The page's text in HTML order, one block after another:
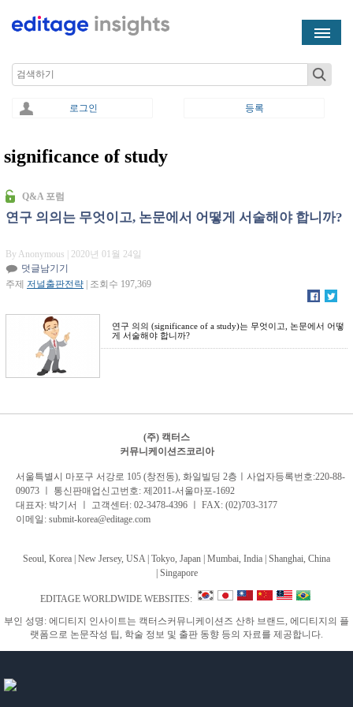
Search
로그인 등록
You are here
significance of study
Q&A 포럼
연구 의의는 무엇이고, 논문에서 어떻게 서술해야 합니까?
By Anonymous
| 2020년 01월 24일
덧글남기기
주제 저널출판전략 | 조회수 197,369
연구 의의 (significance of a study)는 무엇이고, 논문에서 어떻
게 서술해야 합니까?
(주) 캑터스
커뮤니케이션즈코리아
서 울특별시 마포구 서강로 105 (창전동), 화일빌딩 2층 ㅣ사업자등록번호:220-88-
09073 ㅣ 통신판매업신고번호: 제2011-서울마포-1692
대표자: 박기서 ㅣ 고객센터: 02-3478-4396 ㅣ FAX: (02)703-3177
이메일: submit-korea@editage.com
Seoul, Korea | New Jersey, USA | Tokyo, Japan | Mumbai, India | Shanghai, China
Singapore
EDITAGE WORLDWIDE WEBSITES:
부인 성명: 에디티지 인사이트는 캑터스커뮤니케이션즈 산하 브랜드, 에디티지의 플
랫폼으로 논문작성 팁, 학술 정보 및 출판 동향 등의 자료를 제공합니다.